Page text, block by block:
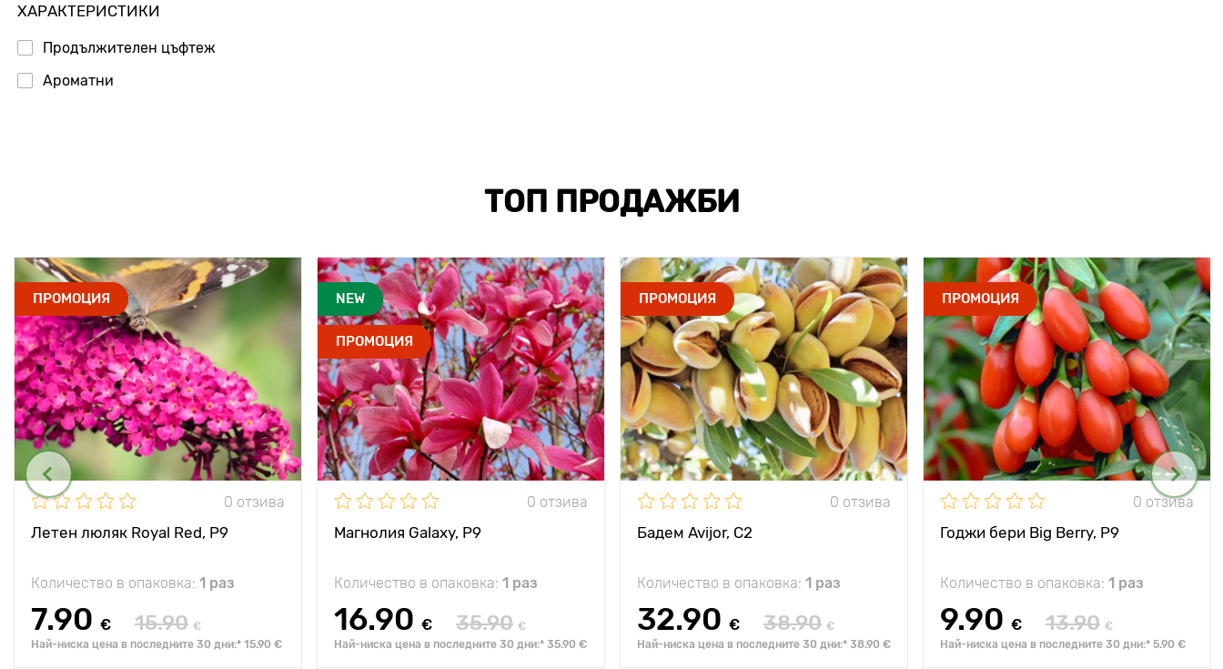
ХАРАКТЕРИСТИКИ
Продължителен цъфтеж
Ароматни
ТОП ПРОДАЖБИ
ПРОМОЦИЯ
0 отзива
Летен люляк Royal Red, P9
Количество в опаковка: 1 раз
7.90 € 15.90 €
Най-ниска цена в последните 30 дни:* 15.90 €
NEW
ПРОМОЦИЯ
0 отзива
Магнолия Galaxy, P9
Количество в опаковка: 1 раз
16.90 € 35.90 €
Най-ниска цена в последните 30 дни:* 35.90 €
ПРОМОЦИЯ
0 отзива
Бадем Avijor, С2
Количество в опаковка: 1 раз
32.90 € 38.90 €
Най-ниска цена в последните 30 дни:* 38.90 €
ПРОМОЦИЯ
0 отзива
Годжи бери Big Berry, P9
Количество в опаковка: 1 раз
9.90 € 13.90 €
Най-ниска цена в последните 30 дни:* 5.90 €